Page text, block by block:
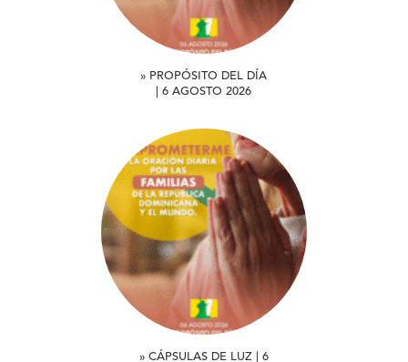
» PROPÓSITO DEL DÍA
| 6 AGOSTO 2026
» CÁPSULAS DE LUZ | 6